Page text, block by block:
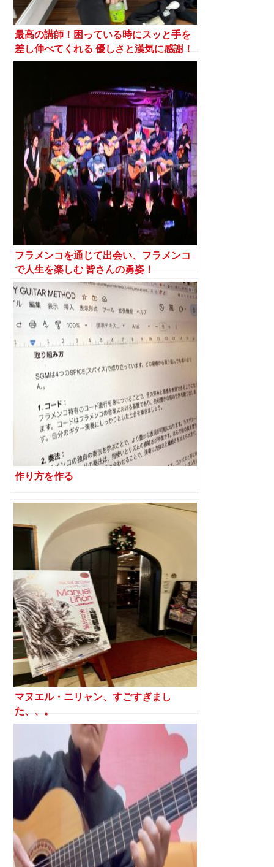
最高の講師！困っている時にスッと手を
差し伸べてくれる 優しさと漢気に感謝！
フラメンコを通じて出会い、フラメンコ
で人生を楽しむ 皆さんの勇姿！
作り方を作る
マヌエル・ニリャン、すごすぎまし
た、、。